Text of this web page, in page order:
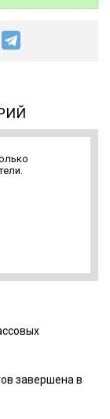
завершена в